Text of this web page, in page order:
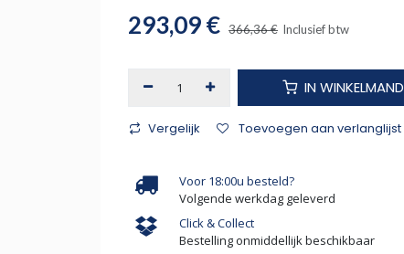
293,09€ 366,36€ Inclusief btw
IN WINKELMAND
Vergelijk Toevoegen aan verlanglijst
Voor 18:00u besteld?
Volgende werkdag geleverd
Click & Collect
Bestelling onmiddellijk beschikbaar